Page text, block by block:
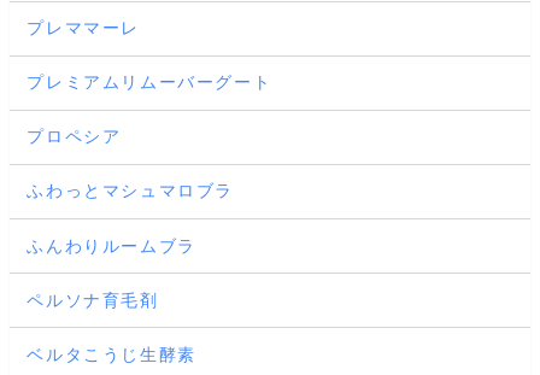
プレママーレ
プレミアムリムーバーグート
プロペシア
ふわっとマシュマロブラ
ふんわりルームブラ
ペルソナ育毛剤
ベルタこうじ生酵素